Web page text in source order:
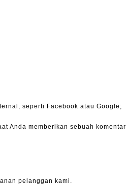
seperti Facebook atau Google;
Anda memberikan sebuah
pelanggan kami.